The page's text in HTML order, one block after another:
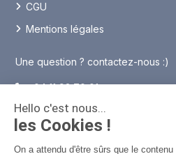
Hello c'est nous...
les Cookies !
On a attendu d'être sûrs que le contenu
CGU
Mentions légales
Une question ? contactez-nous :)
04 11 93 70 01
contact@sportihome.com